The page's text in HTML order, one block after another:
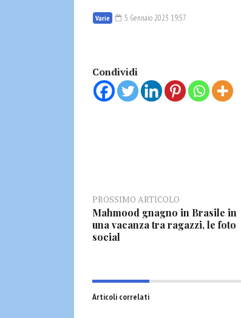
Varie 5 Gennaio 2023 19:57
Condividi
PROSSIMO ARTICOLO
Mahmood gnagno in Brasile in
una vacanza tra ragazzi, le foto
social
Articoli correlati